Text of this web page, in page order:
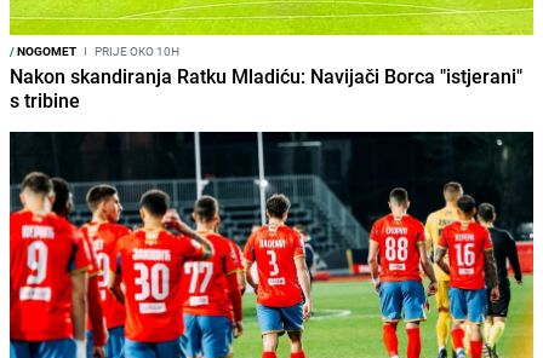
/NOGOMET I PRIJE OKO 10H
Nakon skandiranja Ratku Mladiću: Navijači Borca "istjerani"
s tribine